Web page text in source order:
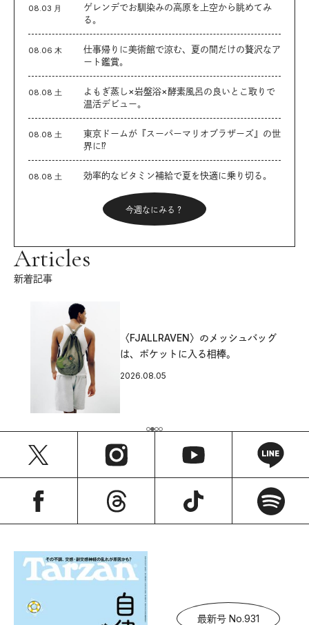
08.03 月
ゲレンデでお馴染みの高原を上空から眺めてみ
る。
08.06 木
仕事帰りに美術館で涼む、夏の間だけの贅沢なア
ート鑑賞。
08.08 土
よもぎ蒸し×岩盤浴×酵素風呂の良いとこ取りで
温活デビュー。
08.08 土
東京ドームが『スーパーマリオブラザーズ』の世
界に⁉︎
08.08 土 効率的なビタミン補給で夏を快適に乗り切る。
今週なにみる？
Articles
新着記事
〈FJALLRAVEN〉のメッシュバッグ
は、ポケットに入る相棒。
2026.08.05
最新号 No.931